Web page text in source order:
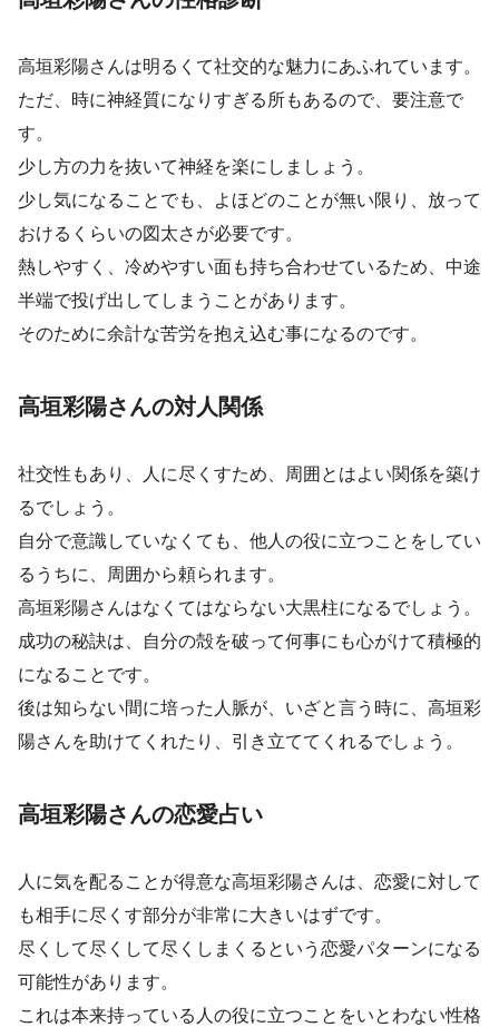
高垣彩陽さんは明るくて社交的な魅力にあふれています。
ただ、時に神経質になりすぎる所もあるので、要注意で
す。
少し方の力を抜いて神経を楽にしましょう。
少し気になることでも、よほどのことが無い限り、放って
おけるくらいの図太さが必要です。
熱しやすく、冷めやすい面も持ち合わせているため、中途
半端で投げ出してしまうことがあります。
そのために余計な苦労を抱え込む事になるのです。
高垣彩陽さんの対人関係
社交性もあり、人に尽くすため、周囲とはよい関係を築け
るでしょう。
自分で意識していなくても、他人の役に立つことをしてい
るうちに、周囲から頼られます。
高垣彩陽さんはなくてはならない大黒柱になるでしょう。
成功の秘訣は、自分の殻を破って何事にも心がけて積極的
になることです。
後は知らない間に培った人脈が、いざと言う時に、高垣彩
陽さんを助けてくれたり、引き立ててくれるでしょう。
高垣彩陽さんの恋愛占い
人に気を配ることが得意な高垣彩陽さんは、恋愛に対して
も相手に尽くす部分が非常に大きいはずです。
尽くして尽くして尽くしまくるという恋愛パターンになる
可能性があります。
これは本来持っている人の役に立つことをいとわない性格